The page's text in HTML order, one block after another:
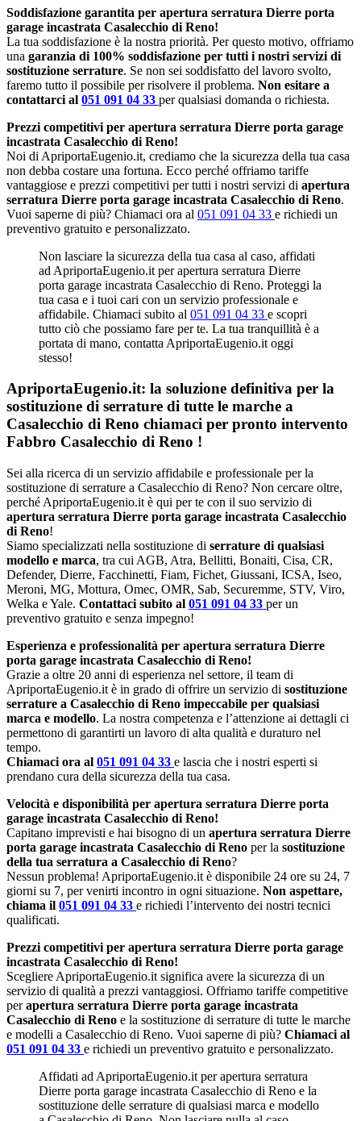
Soddisfazione garantita per apertura serratura Dierre porta
garage incastrata Casalecchio di Reno!
La tua soddisfazione è la nostra priorità. Per questo motivo, offriamo
una garanzia di 100% soddisfazione per tutti i nostri servizi di
sostituzione serrature. Se non sei soddisfatto del lavoro svolto,
faremo tutto il possibile per risolvere il problema. Non esitare a
contattarci al 051 091 04 33 per qualsiasi domanda o richiesta.
Prezzi competitivi per apertura serratura Dierre porta garage
incastrata Casalecchio di Reno!
Noi di ApriportaEugenio.it, crediamo che la sicurezza della tua casa
non debba costare una fortuna. Ecco perché offriamo tariffe
vantaggiose e prezzi competitivi per tutti i nostri servizi di apertura
serratura Dierre porta garage incastrata Casalecchio di Reno.
Vuoi saperne di più? Chiamaci ora al 051 091 04 33 e richiedi un
preventivo gratuito e personalizzato.
Non lasciare la sicurezza della tua casa al caso, affidati
ad ApriportaEugenio.it per apertura serratura Dierre
porta garage incastrata Casalecchio di Reno. Proteggi la
tua casa e i tuoi cari con un servizio professionale e
affidabile. Chiamaci subito al 051 091 04 33 e scopri
tutto ciò che possiamo fare per te. La tua tranquillità è a
portata di mano, contatta ApriportaEugenio.it oggi
stesso!
ApriportaEugenio.it: la soluzione definitiva per la
sostituzione di serrature di tutte le marche a
Casalecchio di Reno chiamaci per pronto intervento
Fabbro Casalecchio di Reno !
Sei alla ricerca di un servizio affidabile e professionale per la
sostituzione di serrature a Casalecchio di Reno? Non cercare oltre,
perché ApriportaEugenio.it è qui per te con il suo servizio di
apertura serratura Dierre porta garage incastrata Casalecchio
di Reno!
Siamo specializzati nella sostituzione di serrature di qualsiasi
modello e marca, tra cui AGB, Atra, Bellitti, Bonaiti, Cisa, CR,
Defender, Dierre, Facchinetti, Fiam, Fichet, Giussani, ICSA, Iseo,
Meroni, MG, Mottura, Omec, OMR, Sab, Securemme, STV, Viro,
Welka e Yale. Contattaci subito al 051 091 04 33 per un
preventivo gratuito e senza impegno!
Esperienza e professionalità per apertura serratura Dierre
porta garage incastrata Casalecchio di Reno!
Grazie a oltre 20 anni di esperienza nel settore, il team di
ApriportaEugenio.it è in grado di offrire un servizio di sostituzione
serrature a Casalecchio di Reno impeccabile per qualsiasi
marca e modello. La nostra competenza e l’attenzione ai dettagli ci
permettono di garantirti un lavoro di alta qualità e duraturo nel
tempo.
Chiamaci ora al 051 091 04 33 e lascia che i nostri esperti si
prendano cura della sicurezza della tua casa.
Velocità e disponibilità per apertura serratura Dierre porta
garage incastrata Casalecchio di Reno!
Capitano imprevisti e hai bisogno di un apertura serratura Dierre
porta garage incastrata Casalecchio di Reno per la sostituzione
della tua serratura a Casalecchio di Reno?
Nessun problema! ApriportaEugenio.it è disponibile 24 ore su 24, 7
giorni su 7, per venirti incontro in ogni situazione. Non aspettare,
chiama il 051 091 04 33 e richiedi l’intervento dei nostri tecnici
qualificati.
Prezzi competitivi per apertura serratura Dierre porta garage
incastrata Casalecchio di Reno!
Scegliere ApriportaEugenio.it significa avere la sicurezza di un
servizio di qualità a prezzi vantaggiosi. Offriamo tariffe competitive
perapertura serratura Dierre porta garage incastrata
Casalecchio di Reno e la sostituzione di serrature di tutte le marche
e modelli a Casalecchio di Reno. Vuoi saperne di più? Chiamaci al
051 091 04 33 e richiedi un preventivo gratuito e personalizzato.
Affidati ad ApriportaEugenio.it per apertura serratura
Dierre porta garage incastrata Casalecchio di Reno e la
sostituzione delle serrature di qualsiasi marca e modello